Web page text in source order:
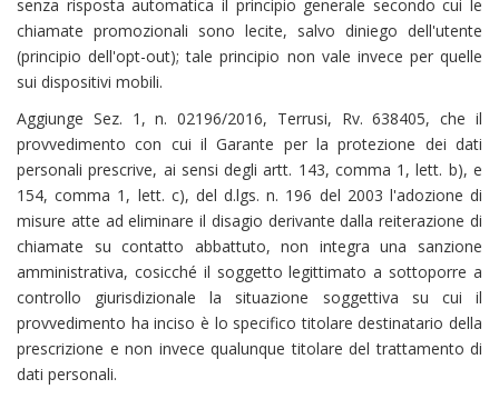
senza risposta automatica il principio generale secondo cui le
chiamate promozionali sono lecite, salvo diniego dell'utente
(principio dell'opt-out); tale principio non vale invece per quelle
sui dispositivi mobili.
Aggiunge Sez. 1, n. 02196/2016, Terrusi, Rv. 638405, che il
provvedimento con cui il Garante per la protezione dei dati
personali prescrive, ai sensi degli artt. 143, comma 1, lett. b), e
154, comma 1, lett. c), del d.lgs. n. 196 del 2003 l'adozione di
misure atte ad eliminare il disagio derivante dalla reiterazione di
chiamate su contatto abbattuto, non integra una sanzione
amministrativa, cosicché il soggetto legittimato a sottoporre a
controllo giurisdizionale la situazione soggettiva su cui il
provvedimento ha inciso è lo specifico titolare destinatario della
prescrizione e non invece qualunque titolare del trattamento di
dati personali.